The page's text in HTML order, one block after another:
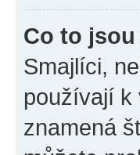
Co to
Smajlíci,
používají k
znamená